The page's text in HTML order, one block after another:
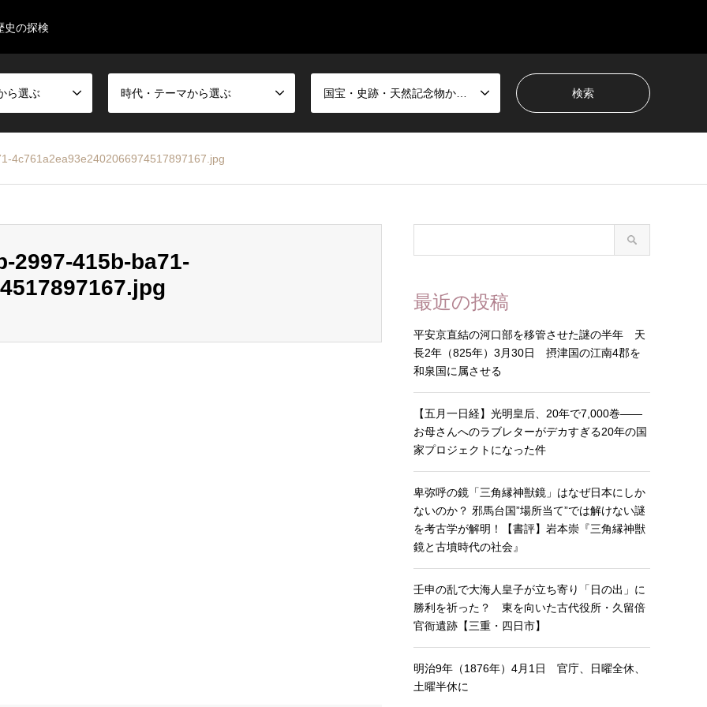
史の探検
ら選ぶ 時代・テーマから選ぶ
4c761a2ea93e2402066974517897167.jpg
2997-415b-ba71-
最近の投稿
平安京直結の河口部を移管させた謎の半年 天
長2年（825年）3月30日 摂津国の江南4郡を
和泉国に属させる
【五月一日経】光明皇后、20年で7,000巻——
お母さんへのラブレターがデカすぎる20年の国
家プロジェクトになった件
卑弥呼の鏡「三角縁神獣鏡」はなぜ日本にしか
ないのか？ 邪馬台国”場所当て”では解けない謎
を考古学が解明！【書評】岩本崇『三角縁神獣
鏡と古墳時代の社会』
壬申の乱で大海人皇子が立ち寄り「日の出」に
勝利を祈った？ 東を向いた古代役所・久留倍
官衙遺跡【三重・四日市】
明治9年（1876年）4月1日 官庁、日曜全休、
土曜半休に